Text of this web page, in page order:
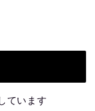
ています